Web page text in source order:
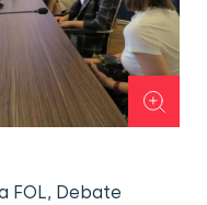
FOL, Debate